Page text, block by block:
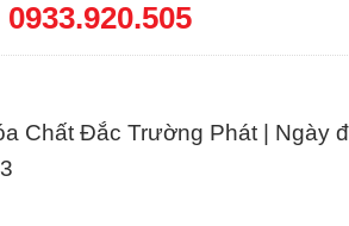
Chất Đắc Trường Phát | Ngày